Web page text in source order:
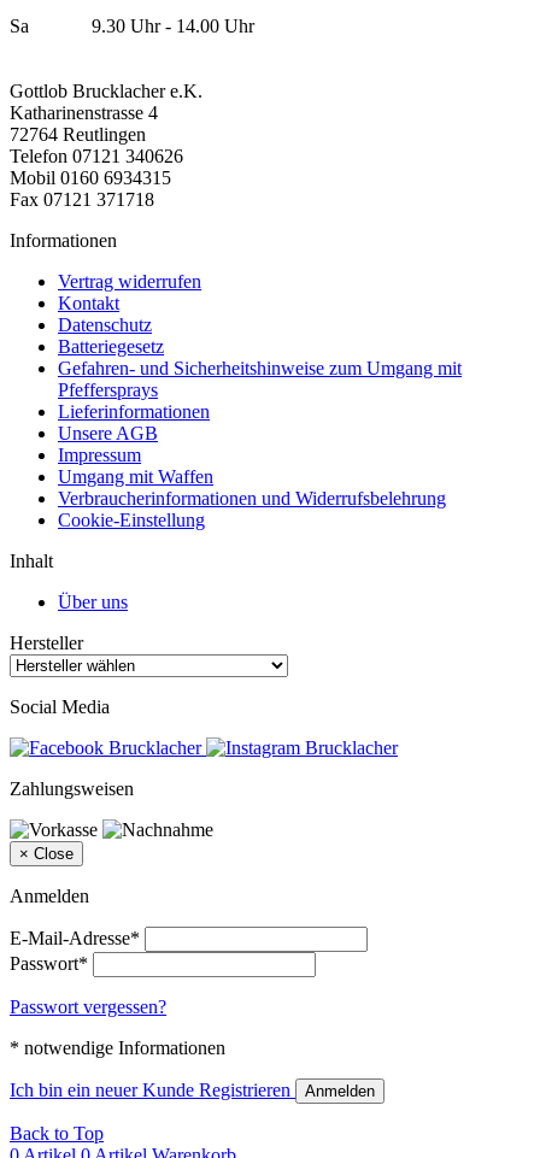
Sa 9.30 Uhr - 14.00 Uhr
Gottlob Brucklacher e.K.
Katharinenstrasse 4
72764 Reutlingen
Telefon 07121 340626
Mobil 0160 6934315
Fax 07121 371718
Informationen
Vertrag widerrufen
Kontakt
Datenschutz
Batteriegesetz
Gefahren- und Sicherheitshinweise zum Umgang mit
Pfeffersprays
Lieferinformationen
Unsere AGB
Impressum
Umgang mit Waffen
Verbraucherinformationen und Widerrufsbelehrung
Cookie-Einstellung
Inhalt
Über uns
Hersteller
Social Media
Zahlungsweisen
× Close
Anmelden
E-Mail-Adresse*
Passwort*
Passwort vergessen?
* notwendige Informationen
Ich bin ein neuer Kunde Registrieren Anmelden
Back to Top